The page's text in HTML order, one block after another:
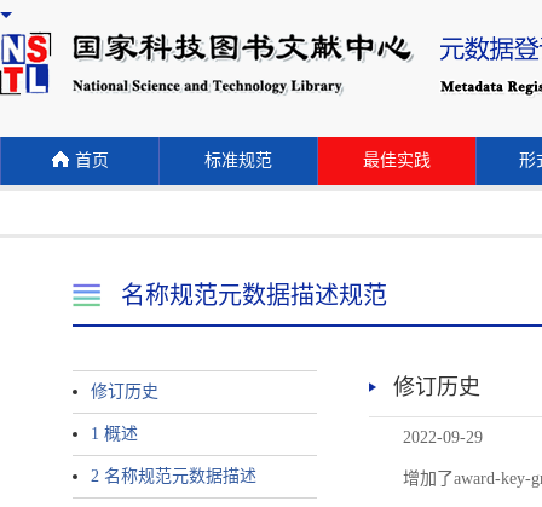
首页 标准规范 最佳实践 形
名称规范元数据描述规范
修订历史
1 概述
2 名称规范元数据描述
修订历史
2022-09-29
增加了award-key-